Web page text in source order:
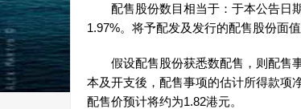
配售股份数目相当于：于本公告日期
1.97%。将予配发及发行的配售股份面
假设配售股份获悉数配售，则配售事
本及开支後，配售事项的估计所得款项
配售价预计将约为1.82港元。